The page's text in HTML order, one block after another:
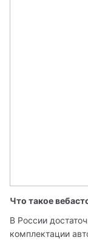
Что такое
В России
комплектации